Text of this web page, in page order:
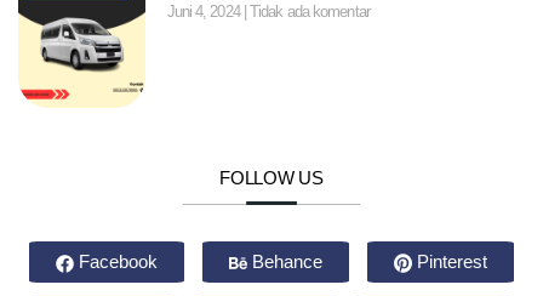
Juni 4, 2024 Tidak ada komentar
FOLLOW US
Facebook Behance Pinterest